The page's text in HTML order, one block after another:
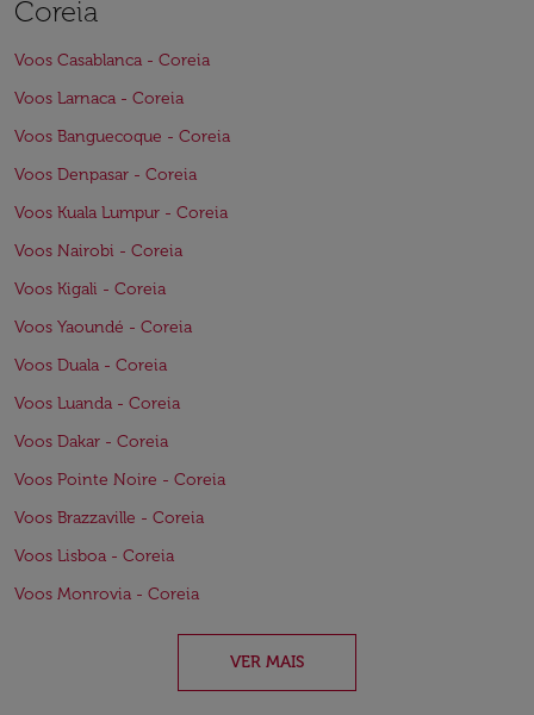
Coreia
Voos Casablanca - Coreia
Voos Larnaca - Coreia
Voos Banguecoque - Coreia
Voos Denpasar - Coreia
Voos Kuala Lumpur - Coreia
Voos Nairobi - Coreia
Voos Kigali - Coreia
Voos Yaoundé - Coreia
Voos Duala - Coreia
Voos Luanda - Coreia
Voos Dakar - Coreia
Voos Pointe Noire - Coreia
Voos Brazzaville - Coreia
Voos Lisboa - Coreia
Voos Monrovia - Coreia
VER MAIS